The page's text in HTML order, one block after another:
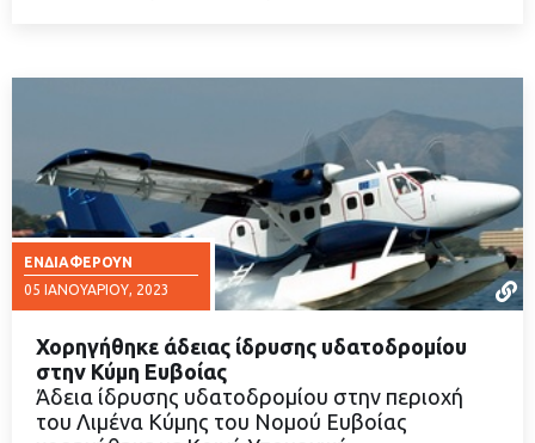
ΕΝΔΙΑΦΈΡΟΥΝ
05 ΙΑΝΟΥΑΡΊΟΥ, 2023
ΔΙΑΒΑΣΤΕ ΠΕΡΙΣΣΟΤΕΡΑ
Χορηγήθηκε άδειας ίδρυσης υδατοδρομίου
στην Κύμη Ευβοίας
Άδεια ίδρυσης υδατοδρομίου στην περιοχή
του Λιμένα Κύμης του Νομού Ευβοίας